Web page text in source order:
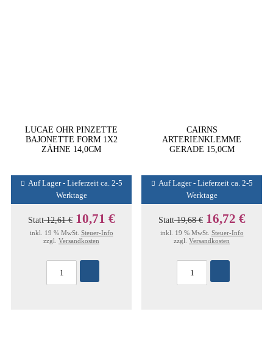
LUCAE OHR PINZETTE
BAJONETTE FORM 1X2
ZÄHNE 14,0CM
Auf Lager - Lieferzeit ca. 2-5
Werktage
Statt12,61 € 10,71 €
inkl. 19 % MwSt. Steuer-Info
zzgl. Versandkosten
CAIRNS
ARTERIENKLEMME
GERADE 15,0CM
Auf Lager - Lieferzeit ca. 2-5
Werktage
Statt19,68 € 16,72 €
inkl. 19 % MwSt. Steuer-Info
zzgl. Versandkosten